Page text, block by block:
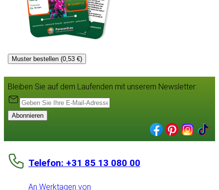
Muster bestellen (0,53 €)
Bleiben Sie auf dem Laufenden mit unserem Newsletter:
Abonnieren
Telefon: +31 85 13 080 00
An Werktagen von